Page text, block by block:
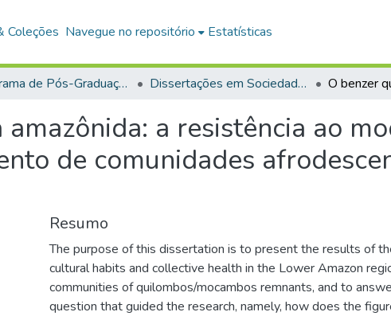
Coleções Navegue no repositório Estatísticas
Programa de Pós-Graduação em Sociedade, Ambiente e Qualidade de Vida (PPGSAQ) Dissertações em Sociedade, Ambiente e Qualidade de Vida (Mestrado)
a resistência ao
de comunidades
Resumo
The purpose of this dissertation is to present the results of
cultural habits and collective health in the Lower Amazon
communities of quilombos/mocambos remnants, and to
question that guided the research, namely, how does the